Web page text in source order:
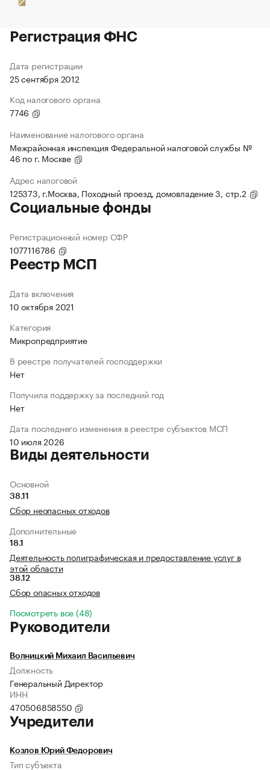
Регистрация ФНС
Дата регистрации
25 сентября 2012
Код налогового органа
7746
Наименование налогового органа
Межрайонная инспекция Федеральной налоговой службы №
46 по г. Москве
Адрес налоговой
125373, г.Москва, Походный проезд, домовладение 3, стр.2
Социальные фонды
Регистрационный номер СФР
1077116786
Реестр МСП
Дата включения
10 октября 2021
Категория
Микропредприятие
В реестре получателей господдержки
Нет
Получила поддержку за последний год
Нет
Дата последнего изменения в реестре субъектов МСП
10 июля 2026
Виды деятельности
Основной
38.11
Сбор неопасных отходов
Дополнительные
18.1
Деятельность полиграфическая и предоставление услуг в
этой области
38.12
Сбор опасных отходов
Посмотреть все (48)
Руководители
Волницкий Михаил Васильевич
Должность
Генеральный Директор
ИНН
470506858550
Учредители
Козлов Юрий Федорович
Тип субъекта